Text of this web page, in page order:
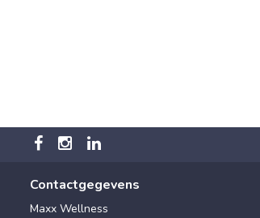
Contactgegevens
Maxx Wellness